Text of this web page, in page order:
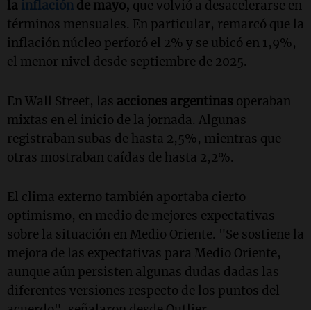
la inflación de mayo, que volvió a desacelerarse en
términos mensuales. En particular, remarcó que la
inflación núcleo perforó el 2% y se ubicó en 1,9%,
el menor nivel desde septiembre de 2025.
En Wall Street, las acciones argentinas operaban
mixtas en el inicio de la jornada. Algunas
registraban subas de hasta 2,5%, mientras que
otras mostraban caídas de hasta 2,2%.
El clima externo también aportaba cierto
optimismo, en medio de mejores expectativas
sobre la situación en Medio Oriente. "Se sostiene la
mejora de las expectativas para Medio Oriente,
aunque aún persisten algunas dudas dadas las
diferentes versiones respecto de los puntos del